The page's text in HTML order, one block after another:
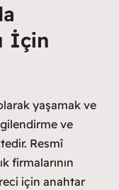
İçin
yaşamak ve
ve
Resmî
firmalarının
için anahtar